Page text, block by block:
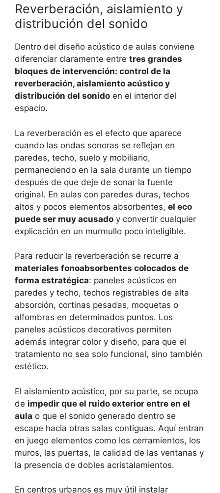
Reverberación, aislamiento y
distribución del sonido
Dentro del diseño acústico de aulas conviene
diferenciar claramente entre tres grandes
bloques de intervención: control de la
reverberación, aislamiento acústico y
distribución del sonido en el interior del
espacio.
La reverberación es el efecto que aparece
cuando las ondas sonoras se reflejan en
paredes, techo, suelo y mobiliario,
permaneciendo en la sala durante un tiempo
después de que deje de sonar la fuente
original. En aulas con paredes duras, techos
altos y pocos elementos absorbentes, el eco
puede ser muy acusado y convertir cualquier
explicación en un murmullo poco inteligible.
Para reducir la reverberación se recurre a
materiales fonoabsorbentes colocados de
forma estratégica: paneles acústicos en
paredes y techo, techos registrables de alta
absorción, cortinas pesadas, moquetas o
alfombras en determinados puntos. Los
paneles acústicos decorativos permiten
además integrar color y diseño, para que el
tratamiento no sea solo funcional, sino también
estético.
El aislamiento acústico, por su parte, se ocupa
de impedir que el ruido exterior entre en el
aula o que el sonido generado dentro se
escape hacia otras salas contiguas. Aquí entran
en juego elementos como los cerramientos, los
muros, las puertas, la calidad de las ventanas y
la presencia de dobles acristalamientos.
En centros urbanos es muy útil instalar